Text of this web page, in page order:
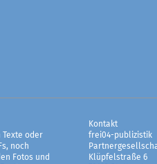
Texte oder
noch
Fotos und
Kontakt
frei04-publizistik
Klüpfelstraße 6